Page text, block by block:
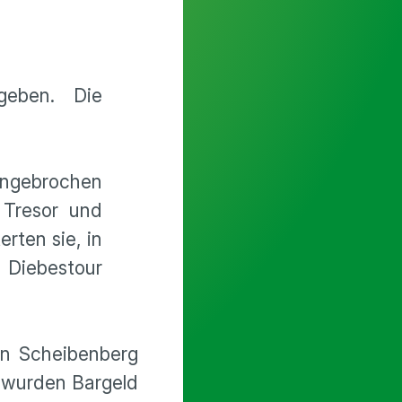
Die
und
sie, in
Scheibenberg
Bargeld